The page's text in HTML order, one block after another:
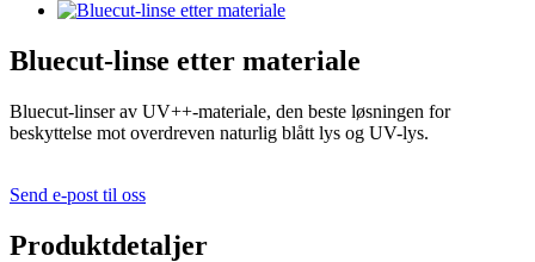
Bluecut-linse etter materiale
Bluecut-linser av UV++-materiale, den beste løsningen for
beskyttelse mot overdreven naturlig blått lys og UV-lys.
Send e-post til oss
Produktdetaljer